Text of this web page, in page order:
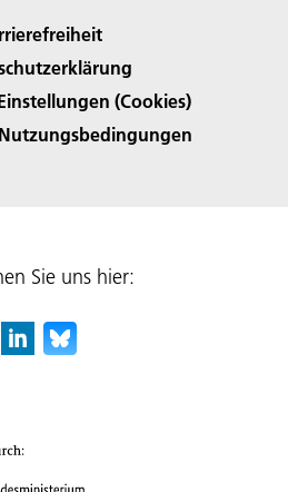
(Cookies)
Sie uns hier: